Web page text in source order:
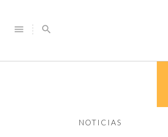
menu search
NOTICIAS